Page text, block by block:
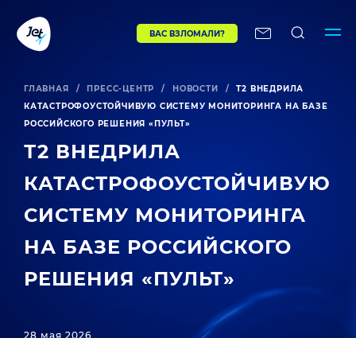
ВАС ВЗЛОМАЛИ?
ГЛАВНАЯ / ПРЕСС-ЦЕНТР / НОВОСТИ /
Т2 ВНЕДРИЛА
КАТАСТРОФОУСТОЙЧИВУЮ СИСТЕМУ МОНИТОРИНГА НА БАЗЕ
РОССИЙСКОГО РЕШЕНИЯ «ПУЛЬТ»
Т2 ВНЕДРИЛА
КАТАСТРОФОУСТОЙЧИВУЮ
СИСТЕМУ МОНИТОРИНГА
НА БАЗЕ РОССИЙСКОГО
РЕШЕНИЯ «ПУЛЬТ»
28 мая 2026